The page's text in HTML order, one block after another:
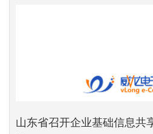
山东省召开企业基础信息共